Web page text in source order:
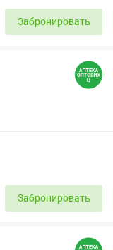
Забронировать
Забронировать